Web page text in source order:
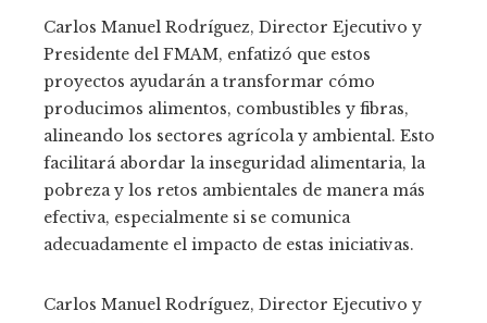
Carlos Manuel Rodríguez, Director Ejecutivo y
Presidente del FMAM, enfatizó que estos
proyectos ayudarán a transformar cómo
producimos alimentos, combustibles y fibras,
alineando los sectores agrícola y ambiental. Esto
facilitará abordar la inseguridad alimentaria, la
pobreza y los retos ambientales de manera más
efectiva, especialmente si se comunica
adecuadamente el impacto de estas iniciativas.
Carlos Manuel Rodríguez, Director Ejecutivo y